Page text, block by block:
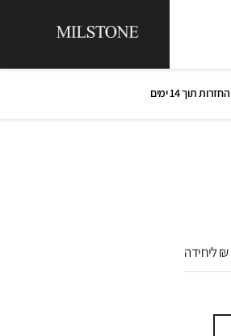
החזרות תוך 14 ימים
₪ ליחידה